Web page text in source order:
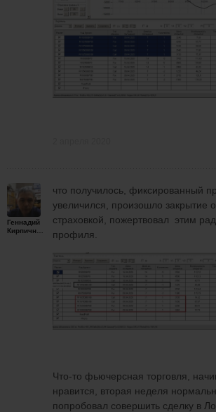
Геннадий
что получилось, фиксированный
увеличился, произошло закрытие
страховкой, пожертвовал этим
профиля.
Что-то фьючерсная торговля,
нравится, вторая неделя
попробовал совершить сделку в